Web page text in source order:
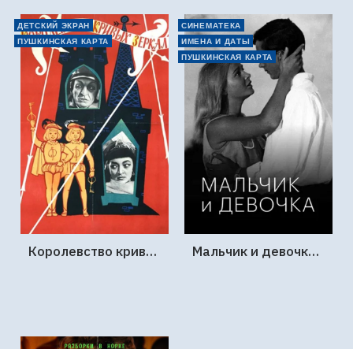
ДЕТСКИЙ ЭКРАН
ПУШКИНСКАЯ КАРТА
Королевство кривых зеркал (1963г., Киностудия Горького)
СИНЕМАТЕКА
ИМЕНА И ДАТЫ
ПУШКИНСКАЯ КАРТА
Мальчик и девочка (1966г., Ленфильм)